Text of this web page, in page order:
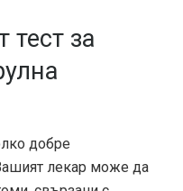
за
добре
лекар може да